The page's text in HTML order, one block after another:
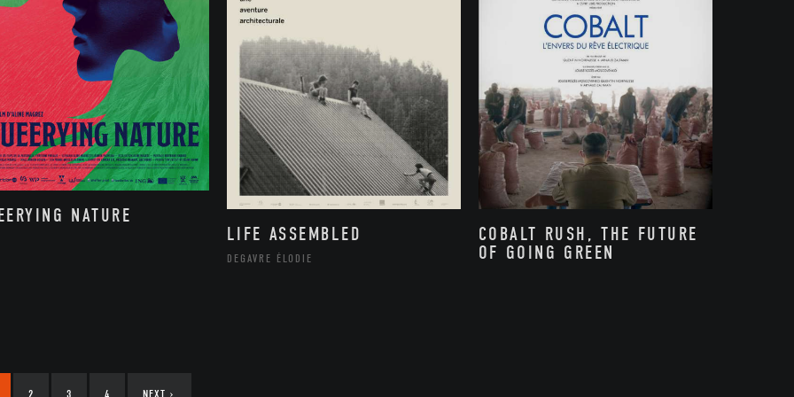
NATURE
LIFE ASSEMBLED
DEGAVRE ÉLODIE
COBALT RUSH, THE FUTURE
OF GOING GREEN
2 3 4 NEXT ›